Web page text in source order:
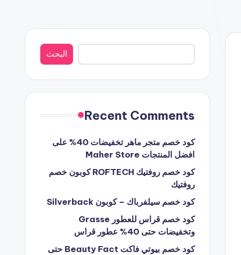
البحث
البحث
Recent Comments
كود خصم متجر ماهر تخفيضات 40% على
افضل المنتجات Maher Store
كود خصم روفتيك ROFTECH كوبون خصم
روفتيك
كود خصم سيلفرباك – كوبون Silverback
كود خصم قراس للعطور Grasse
وتخفيضات حتى 40% عطور قراس
كود خصم بيوتي فاكت Beauty Fact حتى